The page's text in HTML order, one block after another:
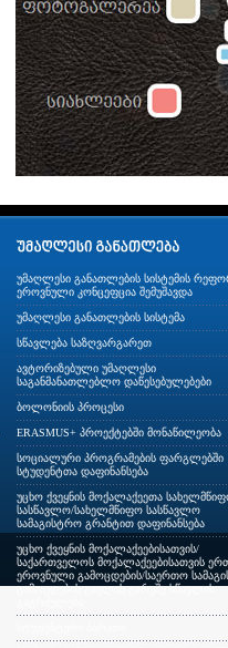
უმაღლესი განათლების სისტემის
ეროვნული კონცეფცია შემუშავდა
უმაღლესი განათლების სისტემა
სწავლება საზღვარგარეთ
ავტორიზებული უმაღლესი
საგანმანათლებლო დაწესებულებები
ბოლონიის პროცესი
ERASMUS+ პროექტებში მონაწილეობა
სოციალური პროგრამების ფარგლებში
სტუდენტთა დაფინანსება
უცხო ქვეყნის მოქალაქეეთა
სასწავლო/სახელმწიფო სასწავლო
სამაგისტრო გრანტით დაფინანსება
უცხო ქვეყნის მოქალაქეებისათვის/
საქართველოს მოქალაქეებისათვის
ეროვნული გამოცდების/საერთო
გამოცდების გავლის გარეშე სწავლის